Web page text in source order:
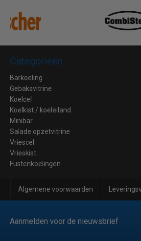
Categorieën
Barkoeling
Gebaksvitrine
Koelcel
Koelkist / koeleiland
Minibar
Salade opzetvitrine
Vriescel
Vrieskist
Fustenkoelingen
Algemene voorwaarden
Aanmelden voor de nieuwsbrief